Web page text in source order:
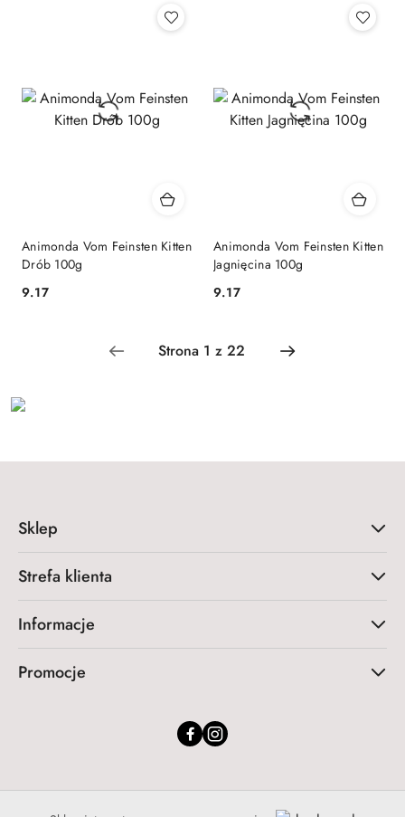
Animonda Vom Feinsten Kitten
Drób 100g
Cena:
9.17
Animonda Vom Feinsten Kitten
Jagnięcina 100g
Cena:
9.17
Sklep
Strefa klienta
Informacje
Promocje